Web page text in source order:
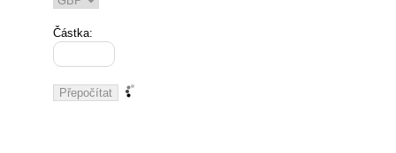
Částka: